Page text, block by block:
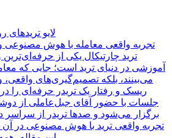
لایو تریدهای
تجربه واقعی معامله با هوش مصنوعی و
ترید چارتیکال یکی از
آموزشی در دنیای ترید است؛ جایی که
می‌بینند، بلکه تصمیم‌گیری‌های واقعی،
ریسک و رفتار یک تریدر حرفه‌ای را
برگزار می‌شود و صدها تریدر از سراسر
تجربه واقعی ترید با هوش مصنوعی در